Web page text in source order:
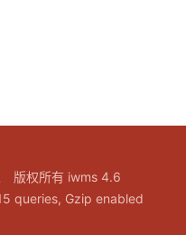
版权所有 iwms 4.6
queries, Gzip enabled